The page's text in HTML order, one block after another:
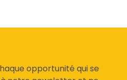
opportunité qui se